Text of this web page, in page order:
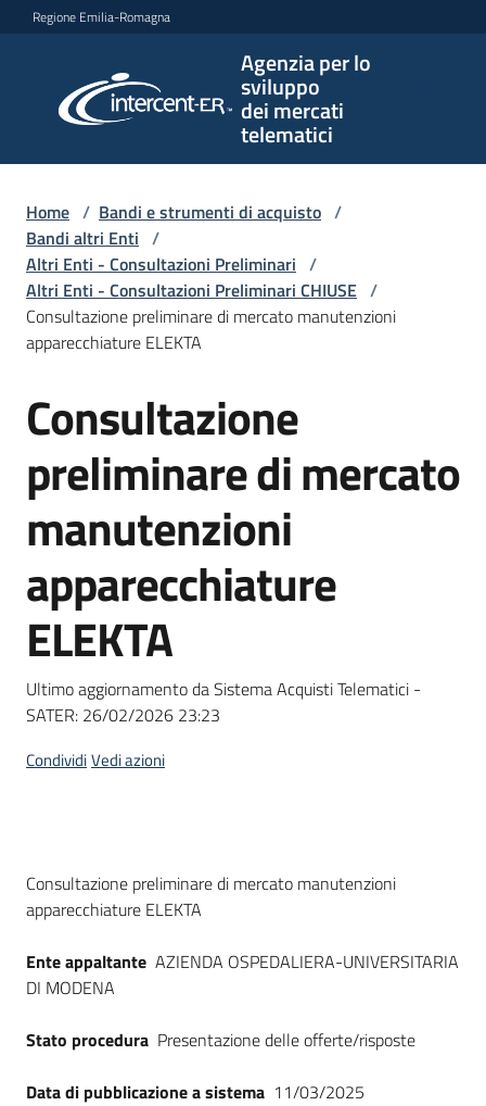
Vai al contenuto
Vai alla navigazione
Vai al footer
Regione Emilia-Romagna
Agenzia per lo
sviluppo
dei mercati
telematici
per lo
sviluppo
telematici
L'Agenzia
Bandi
e
di
acquisto
Supporto
telematiche
site
Seguici
Home / Bandi e strumenti di acquisto /
Bandi altri Enti /
Altri Enti - Consultazioni Preliminari /
Altri Enti - Consultazioni Preliminari CHIUSE /
Consultazione preliminare di mercato manutenzioni
apparecchiature ELEKTA
Salta al contenuto
Consultazione
preliminare di mercato
manutenzioni
apparecchiature
ELEKTA
Ultimo aggiornamento da Sistema Acquisti Telematici -
SATER: 26/02/2026 23:23
CondividiVedi azioni
Dati del bando
Consultazione preliminare di mercato manutenzioni
apparecchiature ELEKTA
Ente appaltante AZIENDA OSPEDALIERA-UNIVERSITARIA
DI MODENA
Stato procedura Presentazione delle offerte/risposte
Data di pubblicazione a sistema 11/03/2025